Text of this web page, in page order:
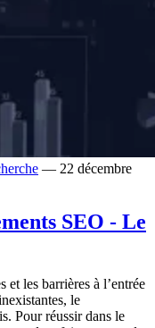
— 22 décembre
SEO - Le
et les barrières à l’entrée
le
Pour réussir dans le